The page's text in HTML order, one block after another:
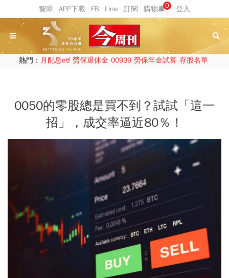
0
熱門： 月配息etf 勞保退休金 00939 勞保年金試算 存股名單
0050的零股總是買不到？試試「這一
招」，成交率逼近80％！